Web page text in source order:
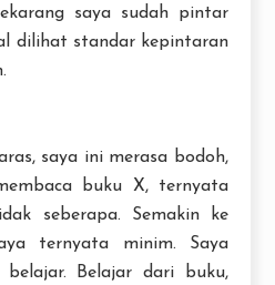
saya sudah pintar
dilihat standar kepintaran
saya ini merasa bodoh,
buku X, ternyata
seberapa. Semakin ke
ternyata minim. Saya
Belajar dari buku,